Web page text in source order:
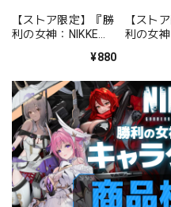
【ストア限定】『勝
利の女神：NIKKE』
風ステッカーセット
¥880
【スト
利の女神
風ステ